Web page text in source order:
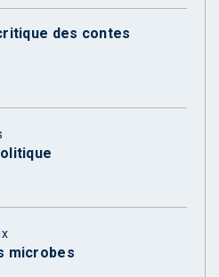
des contes
microbes